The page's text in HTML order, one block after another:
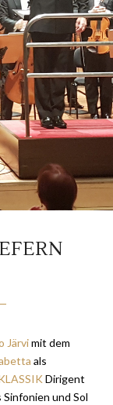
G
Järvimit dem
als
Dirigent
und Sol